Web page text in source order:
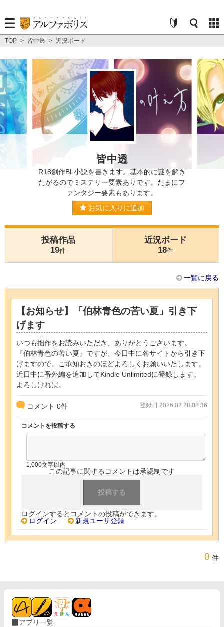
TOP > 皆中透 > 近況ボード
皆中透
R18創作BL小説を書きます。基本的に謎を解き
たがるのでミステリー要素ありです。たまにフ
ァンタジー要素もあります。
お気に入りに追加
投稿作品
19件
近況ボード
18件
一覧に戻る
【お知らせ】「伯林青色の苦い夏」引き下
げます
いつも拙作をお読みいただき、ありがとうございます。
『伯林青色の苦い夏』ですが、今日中に各サイトから引き下
げますので、ご承知おきのほどよろしくお願いいたします。
近日中に番外編を追加してKindle Unlimitedに登録します。
よろしければ。
コメント 0件 登録日 2026.02.28 08:36
コメントを投稿する
1,000文字以内
この記事に関するコメントは承認制です
ログインするとコメントの投稿ができます。
ログイン
新規ユーザ登録
0 件
アプリ一覧